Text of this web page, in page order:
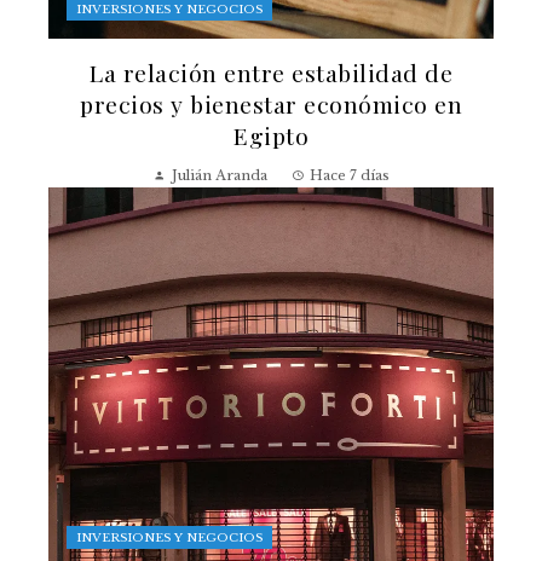
INVERSIONES Y NEGOCIOS
La relación entre estabilidad de
precios y bienestar económico en
Egipto
Julián Aranda Hace 7 días
INVERSIONES Y NEGOCIOS